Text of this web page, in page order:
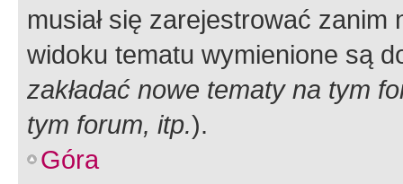
musiał się zarejestrować
widoku tematu wymienione są
zakładać nowe tematy na tym
tym forum, itp.).
Góra